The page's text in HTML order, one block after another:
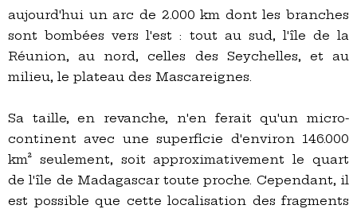
aujourd'hui un arc de 2.000 km dont les branches
sont bombées vers l'est : tout au sud, l'île de la
Réunion, au nord, celles des Seychelles, et au
milieu, le plateau des Mascareignes.
Sa taille, en revanche, n'en ferait qu'un micro-
continent avec une superficie d'environ 146.000
km² seulement, soit approximativement le quart
de l'île de Madagascar toute proche. Cependant, il
est possible que cette localisation des fragments